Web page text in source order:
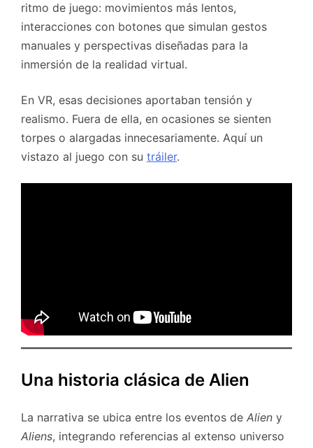
ritmo de juego: movimientos más lentos,
interacciones con botones que simulan gestos
manuales y perspectivas diseñadas para la
inmersión de la realidad virtual.
En VR, esas decisiones aportaban tensión y
realismo. Fuera de ella, en ocasiones se sienten
torpes o alargadas innecesariamente. Aquí un
vistazo al juego con su tráiler.
Una historia clásica de Alien
La narrativa se ubica entre los eventos de Alien y
Aliens, integrando referencias al extenso universo